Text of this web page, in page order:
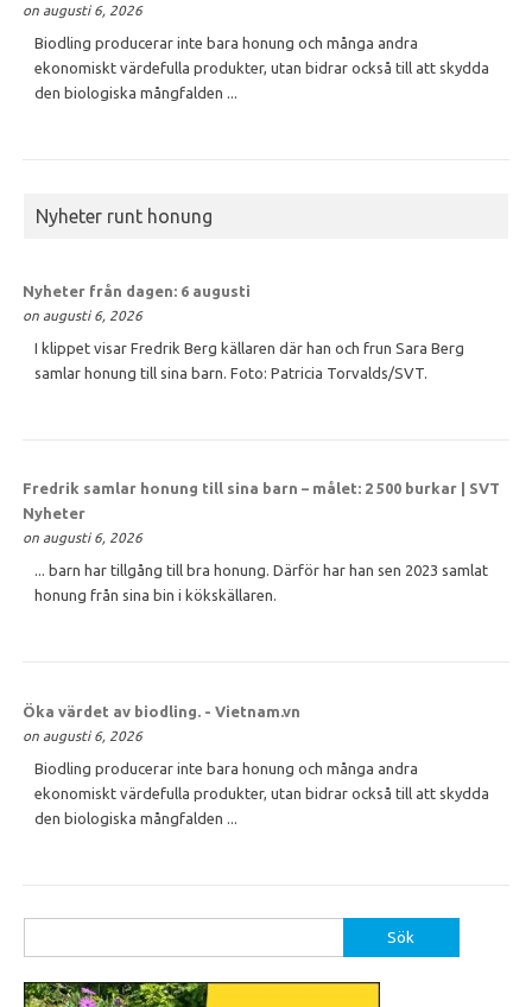
on augusti 6, 2026
Biodling producerar inte bara honung och många andra
ekonomiskt värdefulla produkter, utan bidrar också till att skydda
den biologiska mångfalden ...
Nyheter runt honung
Nyheter från dagen: 6 augusti
on augusti 6, 2026
I klippet visar Fredrik Berg källaren där han och frun Sara Berg
samlar honung till sina barn. Foto: Patricia Torvalds/SVT.
Fredrik samlar honung till sina barn – målet: 2 500 burkar | SVT
Nyheter
on augusti 6, 2026
... barn har tillgång till bra honung. Därför har han sen 2023 samlat
honung från sina bin i kökskällaren.
Öka värdet av biodling. - Vietnam.vn
on augusti 6, 2026
Biodling producerar inte bara honung och många andra
ekonomiskt värdefulla produkter, utan bidrar också till att skydda
den biologiska mångfalden ...
efter: